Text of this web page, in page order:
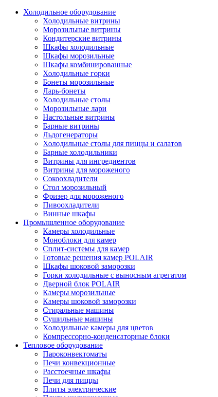
Холодильное оборудование
Холодильные витрины
Морозильные витрины
Кондитерские витрины
Шкафы холодильные
Шкафы морозильные
Шкафы комбинированные
Холодильные горки
Бонеты морозильные
Ларь-бонеты
Холодильные столы
Морозильные лари
Настольные витрины
Барные витрины
Льдогенераторы
Холодильные столы для пиццы и салатов
Барные холодильники
Витрины для ингредиентов
Витрины для мороженого
Сокоохладители
Стол морозильный
Фризер для мороженого
Пивоохладители
Винные шкафы
Промышленное оборудование
Камеры холодильные
Моноблоки для камер
Сплит-системы для камер
Готовые решения камер POLAIR
Шкафы шоковой заморозки
Горки холодильные с выносным агрегатом
Дверной блок POLAIR
Камеры морозильные
Камеры шоковой заморозки
Стиральные машины
Сушильные машины
Холодильные камеры для цветов
Компрессорно-конденсаторные блоки
Тепловое оборудование
Пароконвектоматы
Печи конвекционные
Расстоечные шкафы
Печи для пиццы
Плиты электрические